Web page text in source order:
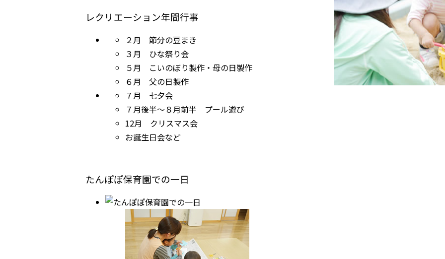
レクリエーション年間行事
２月 節分の豆まき
３月 ひな祭り会
５月 こいのぼり製作・母の日製作
６月 父の日製作
７月 七夕会
７月後半～８月前半 プール遊び
12月 クリスマス会
お誕生日会など
たんぽぽ保育園での一日